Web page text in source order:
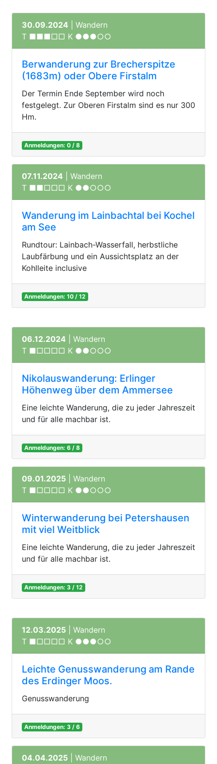
30.09.2024 | Wandern
T ■■■□□ K ●●●○○
Berwanderung zur Brecherspitze
(1683m) oder Obere Firstalm
Der Termin Ende September wird noch
festgelegt. Zur Oberen Firstalm sind es nur 300
Hm.
Anmeldungen: 0 / 8
07.11.2024 | Wandern
T ■■□□□ K ●●○○○
Wanderung im Lainbachtal bei Kochel
am See
Rundtour: Lainbach-Wasserfall, herbstliche
Laubfärbung und ein Aussichtsplatz an der
Kohlleite inclusive
Anmeldungen: 10 / 12
06.12.2024 | Wandern
T ■□□□□ K ●●○○○
Nikolauswanderung: Erlinger
Höhenweg über dem Ammersee
Eine leichte Wanderung, die zu jeder Jahreszeit
und für alle machbar ist.
Anmeldungen: 6 / 8
09.01.2025 | Wandern
T ■□□□□ K ●●○○○
Winterwanderung bei Petershausen
mit viel Weitblick
Eine leichte Wanderung, die zu jeder Jahreszeit
und für alle machbar ist.
Anmeldungen: 3 / 12
12.03.2025 | Wandern
T ■□□□□ K ●●●○○
Leichte Genusswanderung am Rande
des Erdinger Moos.
Genusswanderung
Anmeldungen: 3 / 6
04.04.2025 | Wandern